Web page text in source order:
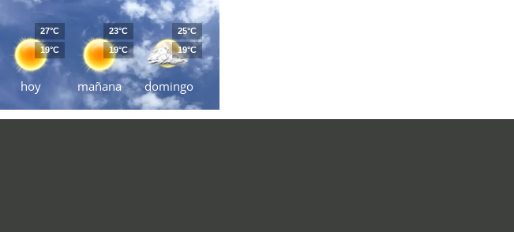
hoy
27°C
19°C
mañana
23°C
19°C
domingo
25°C
19°C